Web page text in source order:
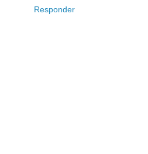
Responder